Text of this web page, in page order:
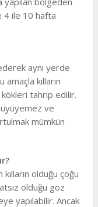
4 ile 10 hafta
aynı yerde
amaçla kılların
kökleri tahrip edilir.
ve
mümkün
olduğu çoğu
olduğu göz
yapılabilir. Ancak